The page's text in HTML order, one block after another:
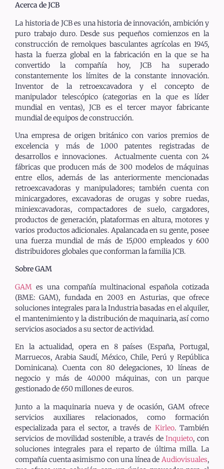
Acerca de JCB
La historia de JCB es una historia de innovación, ambición y
puro trabajo duro. Desde sus pequeños comienzos en la
construcción de remolques basculantes agrícolas en 1945,
hasta la fuerza global en la fabricación en la que se ha
convertido la compañía hoy, JCB ha superado
constantemente los límites de la constante innovación.
Inventor de la retroexcavadora y el concepto de
manipulador telescópico (categorias en la que es líder
mundial en ventas), JCB es el tercer mayor fabricante
mundial de equipos de construcción.
Una empresa de origen británico con varios premios de
excelencia y más de 1.000 patentes registradas de
desarrollos e innovaciones. Actualmente cuenta con 24
fábricas que producen más de 300 modelos de máquinas
entre ellos, además de las anteriormente mencionadas
retroexcavadoras y manipuladores; también cuenta con
minicargadores, excavadoras de orugas y sobre ruedas,
miniexcavadoras, compactadores de suelo, cargadores,
productos de generación, plataformas en altura, motores y
varios productos adicionales. Apalancada en su gente, posee
una fuerza mundial de más de 15,000 empleados y 600
distribuidores globales que conforman la familia JCB.
Sobre GAM
GAM es una compañía multinacional española cotizada
(BME: GAM), fundada en 2003 en Asturias, que ofrece
soluciones integrales para la Industria basadas en el alquiler,
el mantenimiento y la distribución de maquinaria, así como
servicios asociados a su sector de actividad.
En la actualidad, opera en 8 países (España, Portugal,
Marruecos, Arabia Saudí, México, Chile, Perú y República
Dominicana). Cuenta con 80 delegaciones, 10 líneas de
negocio y más de 40.000 máquinas, con un parque
gestionado de 650 millones de euros.
Junto a la maquinaria nueva y de ocasión, GAM ofrece
servicios auxiliares relacionados, como formación
especializada para el sector, a través de Kirleo. También
servicios de movilidad sostenible, a través deInquieto, con
soluciones integrales para el reparto de última milla. La
compañía cuenta asimismo con una línea de Audiovisuales,